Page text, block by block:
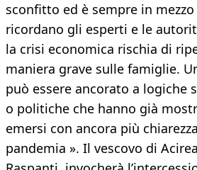
sconfitto ed è sempre in
ricordano gli esperti e le
la crisi economica rischia di
maniera grave sulle famiglie.
può essere ancorato a logiche
o politiche che hanno già
emersi con ancora più
pandemia ». Il vescovo di